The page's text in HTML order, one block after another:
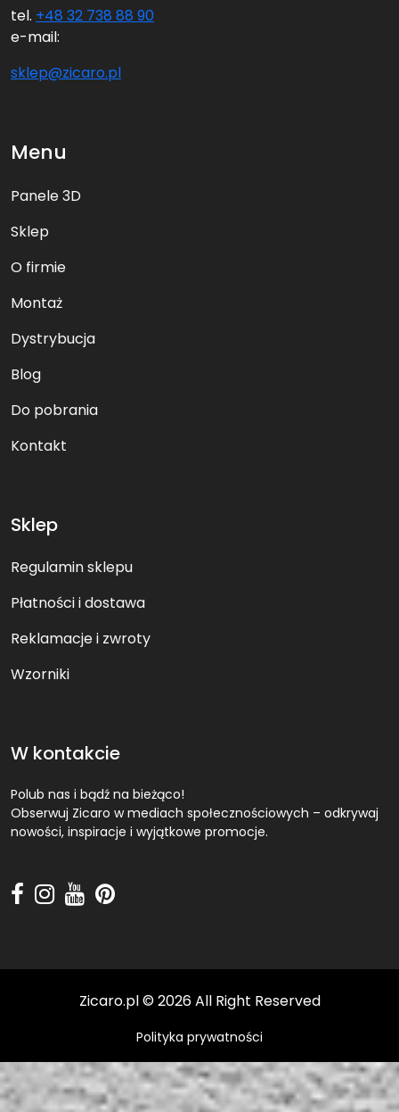
tel. +48 32 738 88 90
e-mail:
sklep@zicaro.pl
Menu
Panele 3D
Sklep
O firmie
Montaż
Dystrybucja
Blog
Do pobrania
Kontakt
Sklep
Regulamin sklepu
Płatności i dostawa
Reklamacje i zwroty
Wzorniki
W kontakcie
Polub nas i bądź na bieżąco!
Obserwuj Zicaro w mediach społecznościowych – odkrywaj
nowości, inspiracje i wyjątkowe promocje.
Zicaro.pl©2026 All Right Reserved
Polityka prywatności